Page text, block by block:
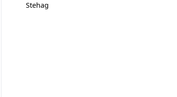
Stehag